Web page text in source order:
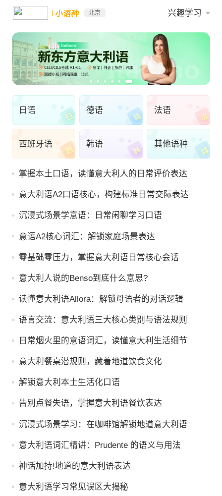
小语种 北京 兴趣学习
日语 德语 法语
西班牙语 韩语 其他语种
掌握本土口语，读懂意大利人的日常评价表达
意大利语A2口语核心，构建标准日常交际表达
沉浸式场景学意语：日常闲聊学习口语
意语A2核心词汇：解锁家庭场景表达
零基础零压力，掌握意大利语日常核心会话
意大利人说的Benso到底什么意思?
读懂意大利语Allora：解锁母语者的对话逻辑
语言交流：意大利语三大核心类别与语法规则
日常烟火里的意语词汇，读懂意大利生活细节
意大利餐桌潜规则，藏着地道饮食文化
解锁意大利本土生活化口语
告别点餐失语，掌握意大利语餐饮表达
沉浸式场景学习：在咖啡馆解锁地道意大利语
意大利语词汇精讲：Prudente 的语义与用法
神话加持!地道的意大利语表达
意大利语学习常见误区大揭秘